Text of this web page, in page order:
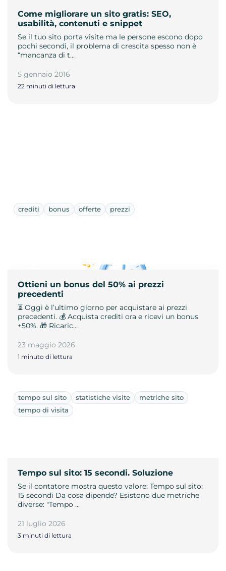
Come migliorare un sito gratis: SEO,
usabilità, contenuti e snippet
Se il tuo sito porta visite ma le persone escono dopo
pochi secondi, il problema di crescita spesso non è
“mancanza di t…
5 gennaio 2016
22 minuti di lettura
crediti bonus offerte prezzi
Ottieni un bonus del 50% ai prezzi
precedenti
⏳ Oggi è l’ultimo giorno per acquistare ai prezzi
precedenti. 💰 Acquista crediti ora e ricevi un bonus
+50%. 🎁 Ricaric…
23 maggio 2026
1 minuto di lettura
tempo sul sito statistiche visite
metriche sito
tempo di visita
Tempo sul sito: 15 secondi. Soluzione
Se il contatore mostra questo valore: Tempo sul sito:
15 secondi Da cosa dipende? Esistono due metriche
diverse: "Tempo …
21 luglio 2026
3 minuti di lettura